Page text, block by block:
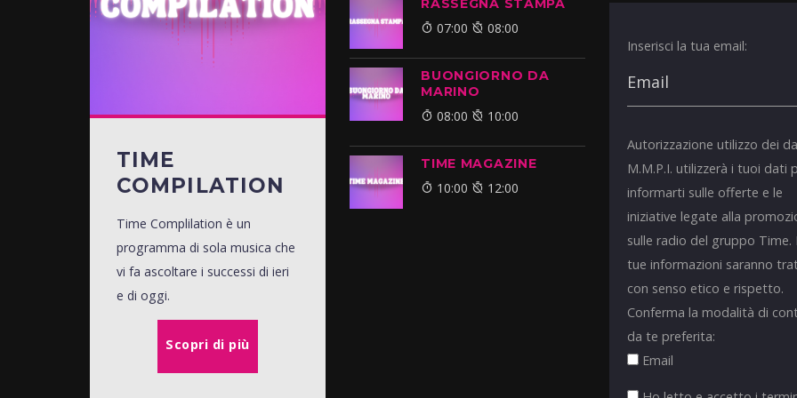
TIME
COMPILATION
Time Complilation è un
programma di sola musica che
vi fa ascoltare i successi di ieri
e di oggi.
Scopri di più
RASSEGNA STAMPA
07:00 08:00
BUONGIORNO DA
MARINO
08:00 10:00
TIME MAGAZINE
10:00 12:00
Inserisci la tua email:
Autorizzazione utilizzo dei
M.M.P.I. utilizzerà i tuoi dati
informarti sulle offerte e le
iniziative legate alla
sulle radio del gruppo Time.
tue informazioni saranno
con senso etico e rispetto.
Conferma la modalità di
da te preferita:
Email